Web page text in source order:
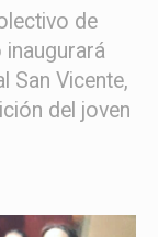
de
inaugurará
San Vicente,
del joven